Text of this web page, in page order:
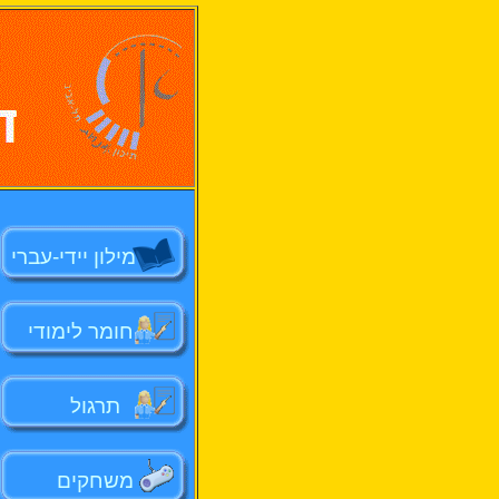
מילון יידי-עברי
חומר לימודי
תרגול
משחקים